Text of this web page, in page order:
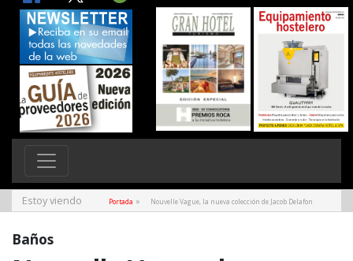
Estoy viendo Portada » Nouvelle Vague, la nueva colección de Jacob Delafon
Baños